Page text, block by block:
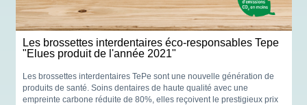
Les brossettes interdentaires éco-responsables Tepe
"Elues produit de l'année 2021"
Les brossettes interdentaires TePe sont une nouvelle génération de
produits de santé. Soins dentaires de haute qualité avec une
empreinte carbone réduite de 80%, elles reçoivent le prestigieux prix